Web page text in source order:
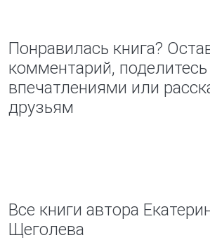
Понравилась книга?
комментарий, поделитесь
впечатлениями или
друзьям
Все книги автора
Щеголева